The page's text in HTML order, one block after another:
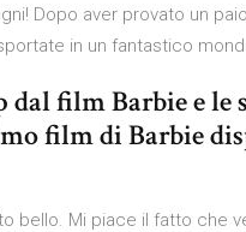
Dopo aver provato un
in un fantastico
film Barbie e le
film di Barbie
bello. Mi piace il fatto che